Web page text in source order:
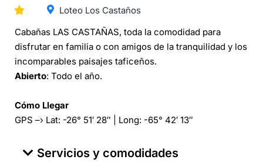
Loteo Los Castaños
Cabañas LAS CASTAÑAS, toda la comodidad para
disfrutar en familia o con amigos de la tranquilidad y los
incomparables paisajes taficeños.
Abierto: Todo el año.
Cómo Llegar
GPS –› Lat: -26° 51′ 28″ | Long: -65° 42′ 13″
Servicios y comodidades